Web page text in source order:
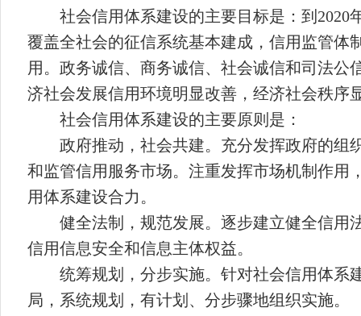
社会信用体系建设的主要目标是：到 2020
覆盖全社会的征信系统基本建成，信用监管体
用。政务诚信、商务诚信、社会诚信和司法
济社会发展信用环境明显改善，经济社会秩序
社会信用体系建设的主要原则是：
政府推动，社会共建。充分发挥政府的组
和监管信用服务市场。注重发挥市场机制作用
用体系建设合力。
健全法制，规范发展。逐步建立健全信用
信用信息安全和信息主体权益。
统筹规划，分步实施。针对社会信用体系
局，系统规划，有计划、分步骤地组织实施。